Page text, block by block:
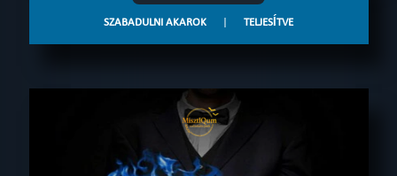
SZABADULNI AKAROK | TELJESÍTVE